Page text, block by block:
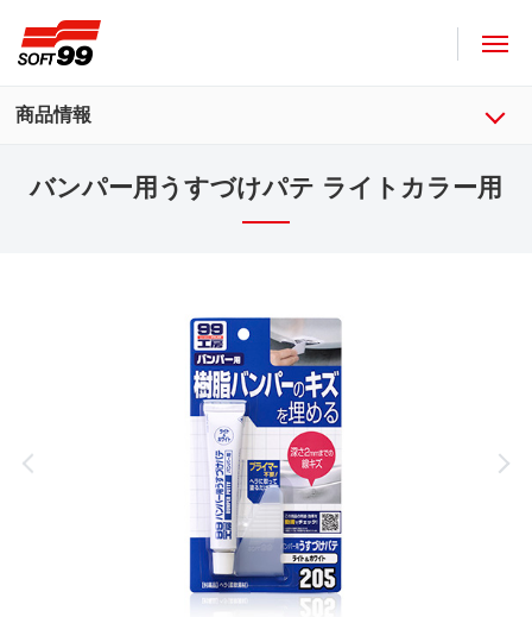
商品情報
バンパー用うすづけパテ ライトカラー用